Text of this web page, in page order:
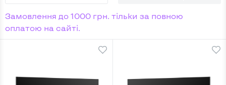
Замовлення до 1000 грн. тільки за повною
оплатою на сайті.